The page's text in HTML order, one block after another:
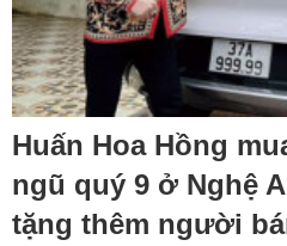
Huấn Hoa Hồng
ngũ quý 9 ở Nghệ
tặng thêm người